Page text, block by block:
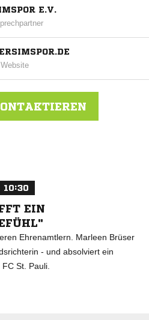
E.V.
Website
10:30
EIN
Ehrenamtlern. Marleen Brüser
- und absolviert ein
St. Pauli.